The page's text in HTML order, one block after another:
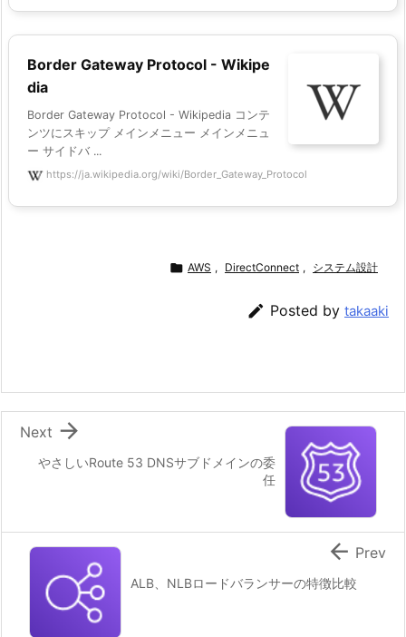
Border Gateway Protocol - Wikipe
dia
Border Gateway Protocol - Wikipedia コンテ
ンツにスキップ メインメニュー メインメニュ
ー サイドバ ...
https://ja.wikipedia.org/wiki/Border_Gateway_Protocol
 AWS , DirectConnect , システム設計
 Posted by takaaki
やさしいRoute 53 DNSサブドメインの委
任

Next
ALB、NLBロードバランサーの特徴比較
 Prev